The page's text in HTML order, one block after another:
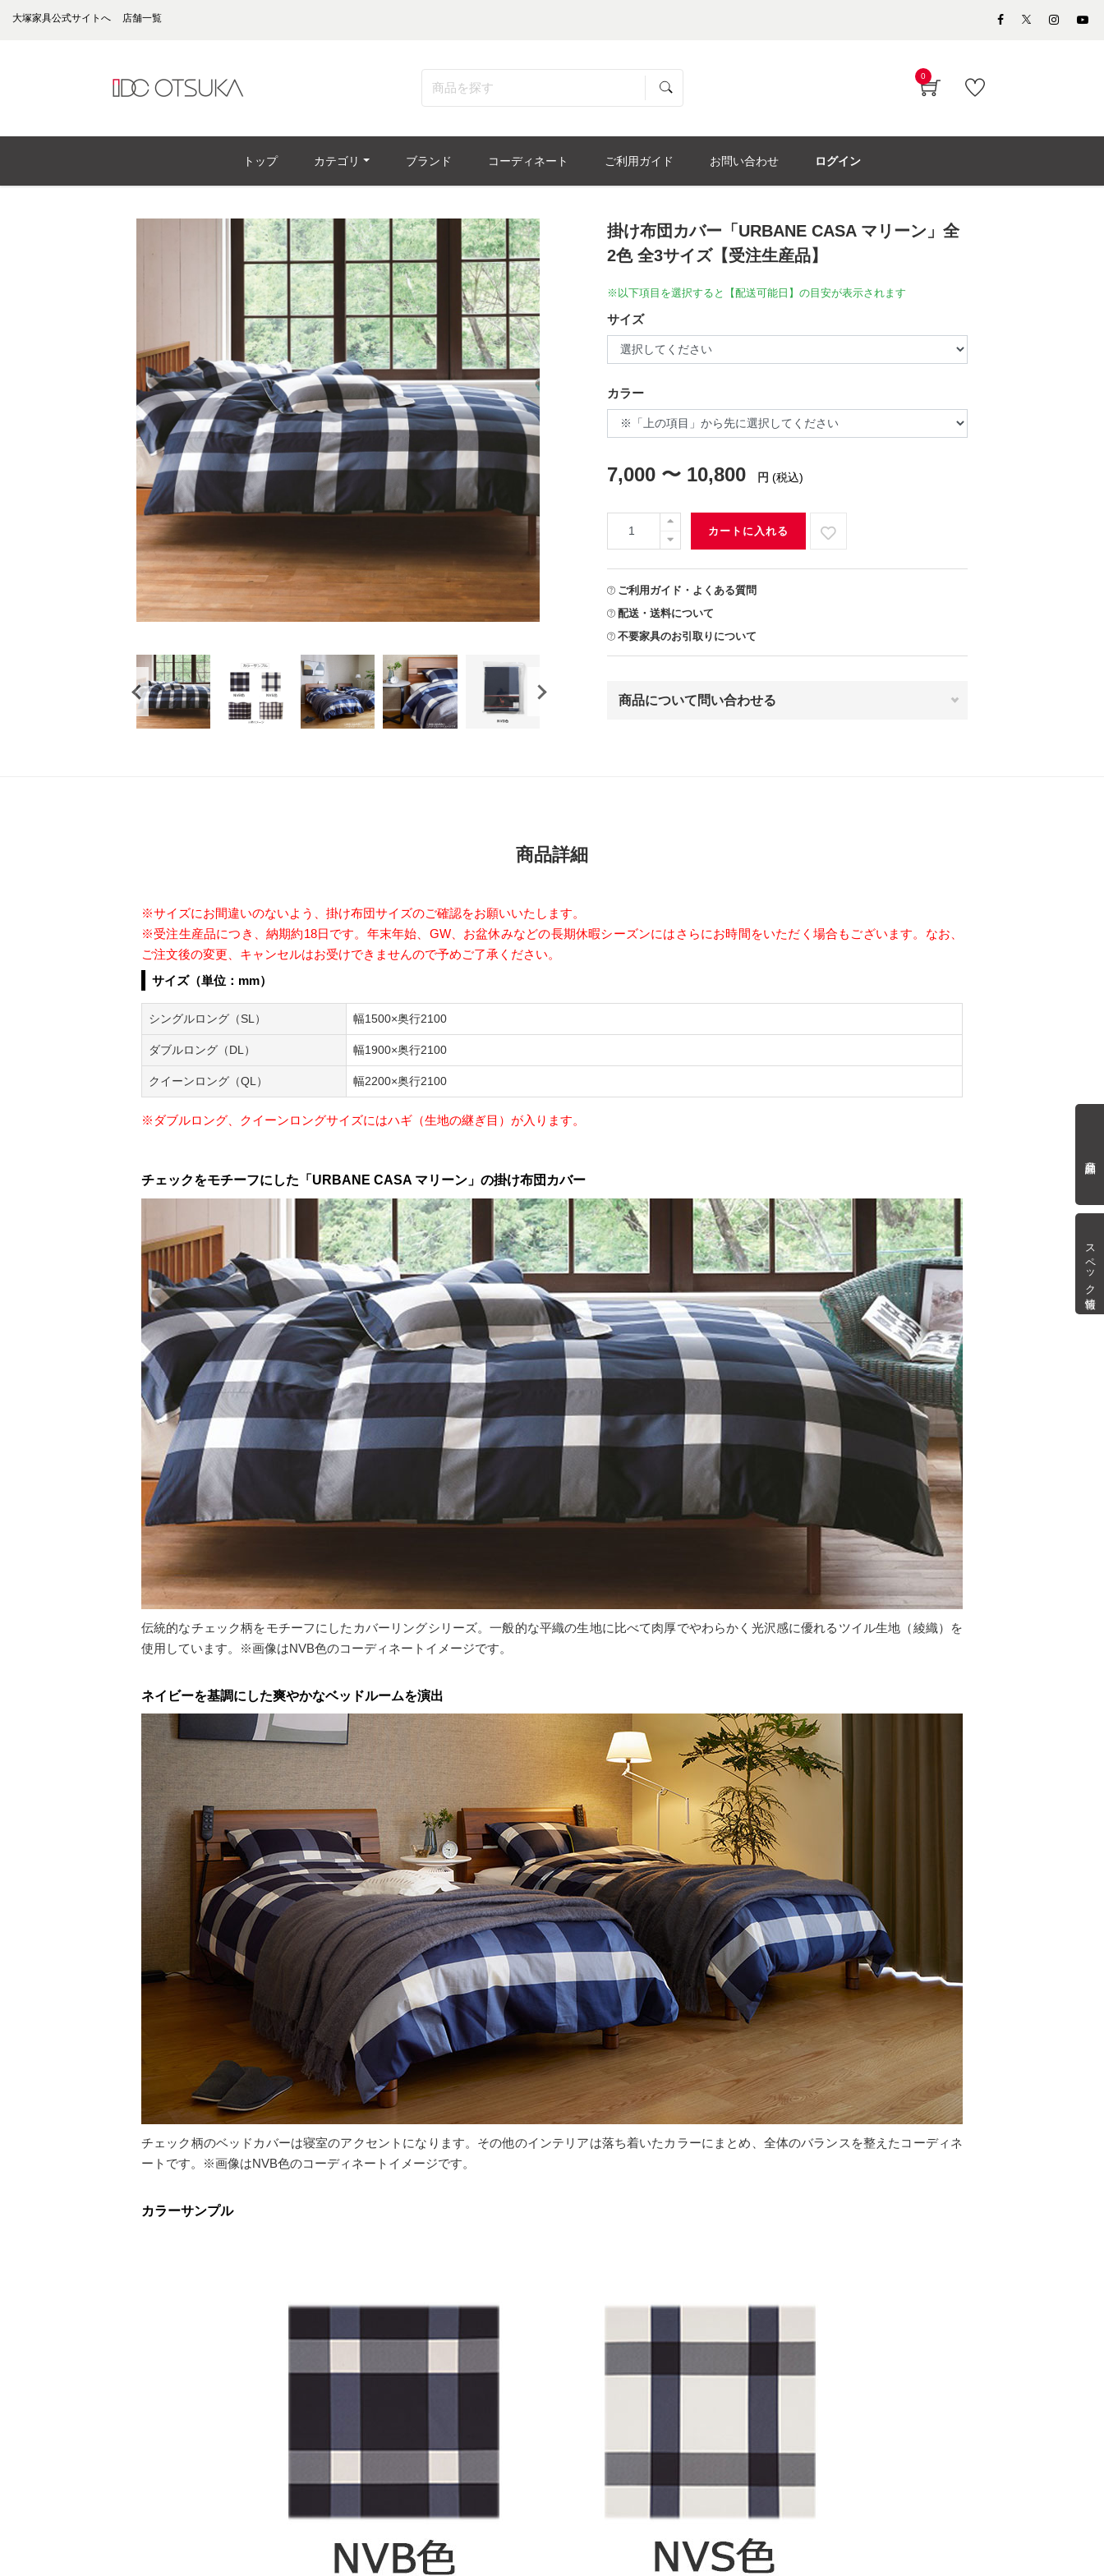
スペック情報
大塚家具公式サイトへ 店舗一覧
0
トップ カテゴリ ブランド コーディネート ご利用ガイド お問い合わせ ログイン
掛け布団カバー「URBANE CASA マリーン」全
2色 全3サイズ【受注生産品】
※以下項目を選択すると【配送可能日】の目安が表示されます
サイズ
カラー
7,000 〜 10,800 円 (税込)
カートに入れる
ご利用ガイド・よくある質問
配送・送料について
不要家具のお引取りについて
商品について問い合わせる
商品詳細
※サイズにお間違いのないよう、掛け布団サイズのご確認をお願いいたします。
※受注生産品につき、納期約18日です。年末年始、GW、お盆休みなどの長期休暇シーズンにはさらにお時間をいただく場合もございます。なお、
ご注文後の変更、キャンセルはお受けできませんので予めご了承ください。
サイズ（単位：mm）
シングルロング（SL） 幅1500×奥行2100
ダブルロング（DL） 幅1900×奥行2100
クイーンロング（QL） 幅2200×奥行2100
※ダブルロング、クイーンロングサイズにはハギ（生地の継ぎ目）が入ります。
チェックをモチーフにした「URBANE CASA マリーン」の掛け布団カバー
伝統的なチェック柄をモチーフにしたカバーリングシリーズ。一般的な平織の生地に比べて肉厚でやわらかく光沢感に優れるツイル生地（綾織）を
使用しています。※画像はNVB色のコーディネートイメージです。
ネイビーを基調にした爽やかなベッドルームを演出
チェック柄のベッドカバーは寝室のアクセントになります。その他のインテリアは落ち着いたカラーにまとめ、全体のバランスを整えたコーディネ
ートです。※画像はNVB色のコーディネートイメージです。
カラーサンプル